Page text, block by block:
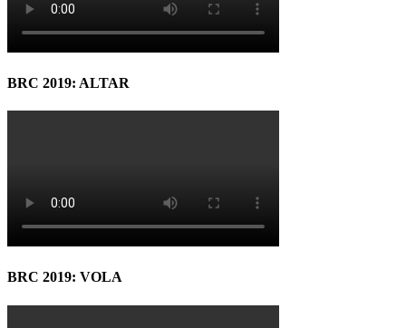
BRC 2019: ALTAR
BRC 2019: VOLA